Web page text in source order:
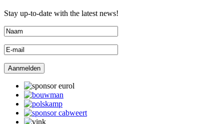
Stay up-to-date with the latest news!